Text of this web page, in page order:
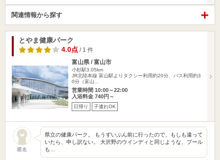
関連情報から探す
とやま健康パーク
4.0点 / 1 件
富山県 / 富山市
小杉駅3.05km
JR北陸本線 富山駅よりタクシー利用約20分、バス利用約3
0分（富山…
営業時間 10:00～22:00
入浴料金 740円～
日帰り 子連れOK
匿名
県立の健康パーク。 もうずいぶん前に行ったので、もしも違って
いたら、申し訳ない。 大沢野のウインディと同じような、プール
も…